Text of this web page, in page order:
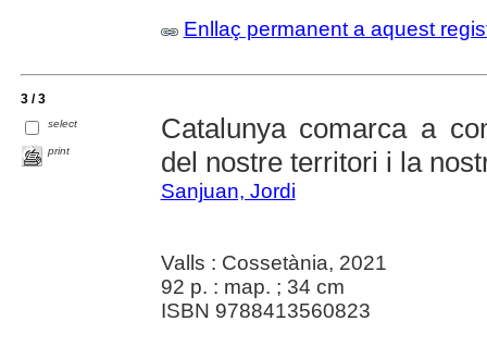
Enllaç permanent a aquest
3 / 3
select
print
Catalunya comarca a
del nostre territori i la
Sanjuan, Jordi
Valls : Cossetània, 2021
92 p. : map. ; 34 cm
ISBN 9788413560823